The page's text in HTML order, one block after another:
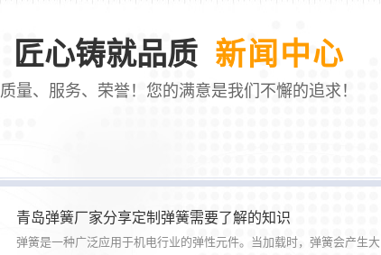
匠心铸就品质 新闻中心
质量、服务、荣誉！您的满意是我们不懈的追求！
青岛弹簧厂家分享定制弹簧需要了解的知识
弹簧是一种广泛应用于机电行业的弹性元件。当加载时，弹簧会产生